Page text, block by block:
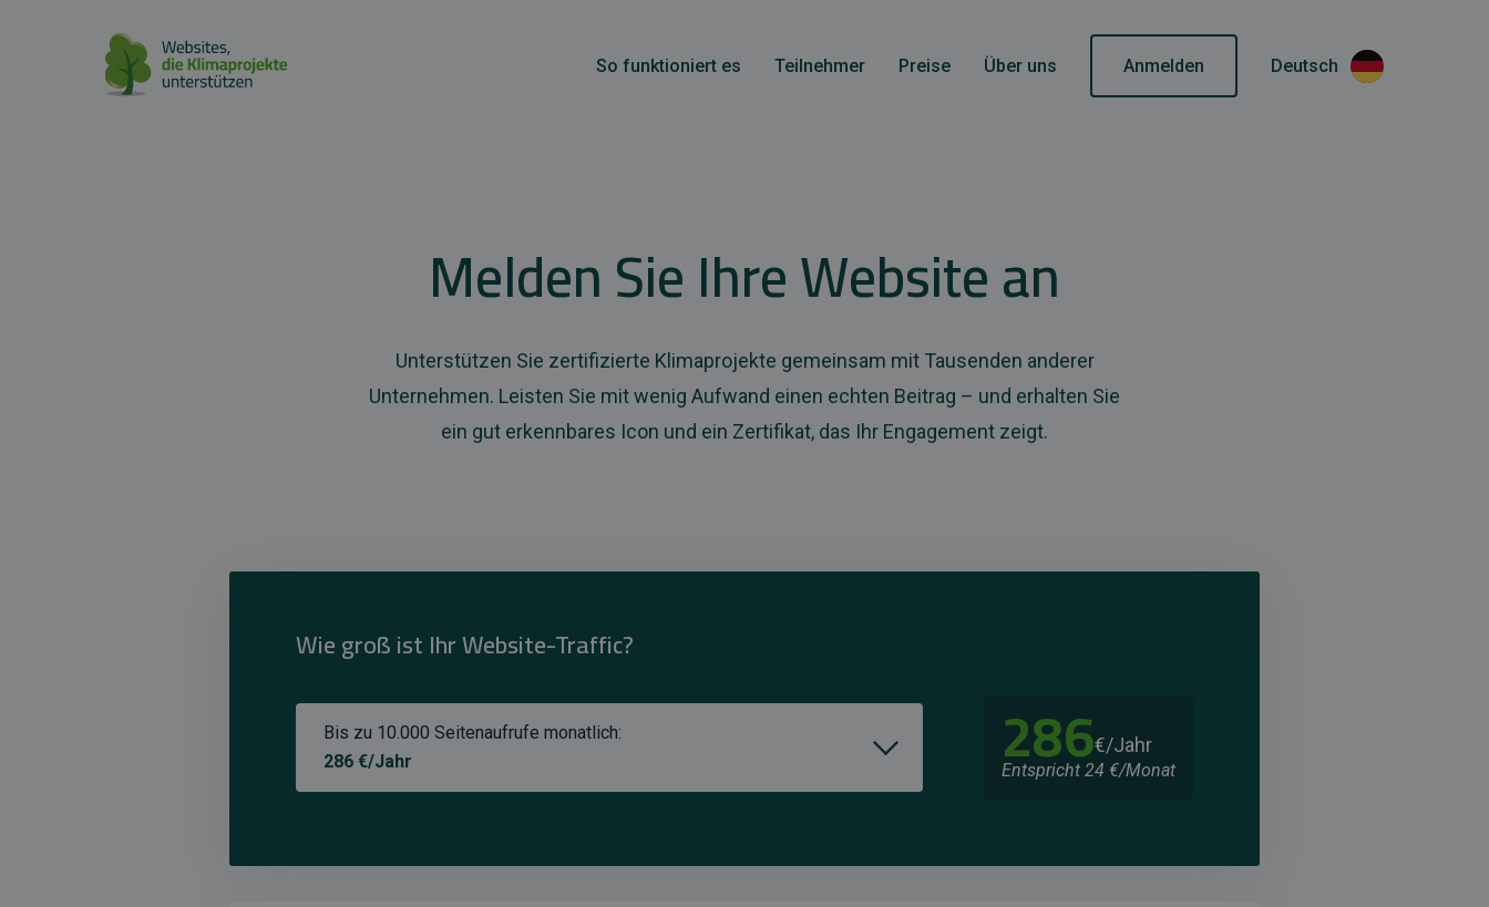
So funktioniert es Teilnehmer Preise Über uns Anmelden Deutsch
Melden Sie Ihre Website an
Unterstützen Sie zertifizierte Klimaprojekte gemeinsam mit Tausenden anderer
Unternehmen. Leisten Sie mit wenig Aufwand einen echten Beitrag – und erhalten Sie
ein gut erkennbares Icon und ein Zertifikat, das Ihr Engagement zeigt.
Wie groß ist Ihr Website-Traffic?
Bis zu 10.000 Seitenaufrufe monatlich:
286 €/Jahr
286€/Jahr
Entspricht 24 €/Monat